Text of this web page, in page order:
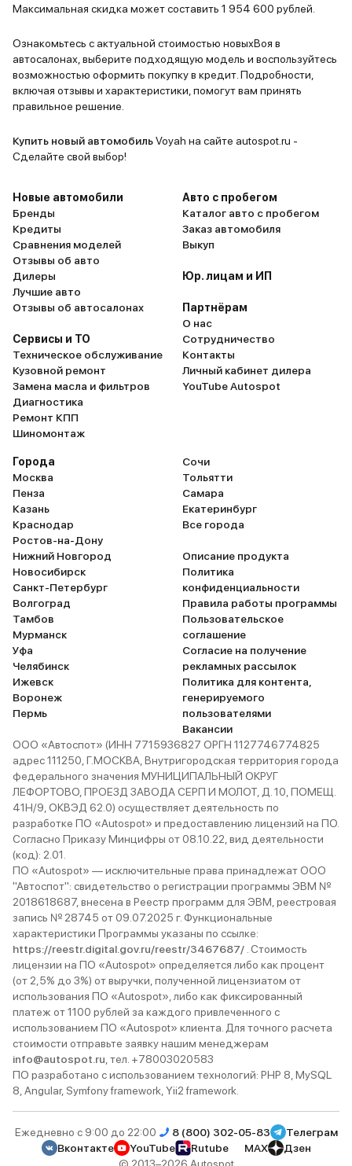
Максимальная скидка может составить 1 954 600 рублей.
Ознакомьтесь с актуальной стоимостью новыхВоя в
автосалонах, выберите подходящую модель и воспользуйтесь
возможностью оформить покупку в кредит. Подробности,
включая отзывы и характеристики, помогут вам принять
правильное решение.
Купить новый автомобильVoyah на сайте autospot.ru -
Сделайте свой выбор!
Новые автомобили
Бренды
Кредиты
Сравнения моделей
Отзывы об авто
Дилеры
Лучшие авто
Отзывы об автосалонах
Сервисы и ТО
Техническое обслуживание
Кузовной ремонт
Замена масла и фильтров
Диагностика
Ремонт КПП
Шиномонтаж
Авто с пробегом
Каталог авто с пробегом
Заказ автомобиля
Выкуп
Юр. лицам и ИП
Партнёрам
О нас
Сотрудничество
Контакты
Личный кабинет дилера
YouTube Autospot
Города
Москва
Пенза
Казань
Краснодар
Ростов-на-Дону
Нижний Новгород
Новосибирск
Санкт-Петербург
Волгоград
Тамбов
Мурманск
Уфа
Челябинск
Ижевск
Воронеж
Пермь
Сочи
Тольятти
Самара
Екатеринбург
Все города
Описание продукта
Политика
конфиденциальности
Правила работы программы
Пользовательское
соглашение
Согласие на получение
рекламных рассылок
Политика для контента,
генерируемого
пользователями
Вакансии
ООО «Автоспот» (ИНН 7715936827 ОРГН 1127746774825
адрес 111250, Г.МОСКВА, Внутригородская территория города
федерального значения МУНИЦИПАЛЬНЫЙ ОКРУГ
ЛЕФОРТОВО, ПРОЕЗД ЗАВОДА СЕРП И МОЛОТ, Д. 10, ПОМЕЩ.
41Н/9, ОКВЭД 62.0) осуществляет деятельность по
разработке ПО «Autospot» и предоставлению лицензий на ПО.
Согласно Приказу Минцифры от 08.10.22, вид деятельности
(код): 2.01.
ПО «Autospot» — исключительные права принадлежат ООО
"Автоспот": свидетельство о регистрации программы ЭВМ №
2018618687, внесена в Реестр программ для ЭВМ, реестровая
запись № 28745 от 09.07.2025 г. Функциональные
характеристики Программы указаны по ссылке:
https://reestr.digital.gov.ru/reestr/3467687/ . Стоимость
лицензии на ПО «Autospot» определяется либо как процент
(от 2,5% до 3%) от выручки, полученной лицензиатом от
использования ПО «Autospot», либо как фиксированный
платеж от 1100 рублей за каждого привлеченного с
использованием ПО «Autospot» клиента. Для точного расчета
стоимости отправьте заявку нашим менеджерам
info@autospot.ru , тел. +78003020583
ПО разработано с использованием технологий: PHP 8, MySQL
8, Angular, Symfony framework, Yii2 framework.
Ежедневно с 9:00 до 22:00 8 (800) 302-05-83
Телеграм
Вконтакте
YouTube Rutube MAX
Дзен